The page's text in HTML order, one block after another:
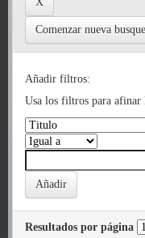
Comenzar nueva
Añadir filtros:
Usa los filtros para afinar
Resultados por página